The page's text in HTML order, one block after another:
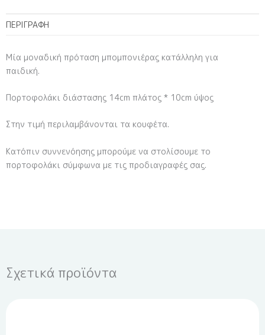
ΠΕΡΙΓΡΑΦΉ
Μία μοναδική πρόταση μπομπονιέρας κατάλληλη για
παιδική.
Πορτοφολάκι διάστασης 14cm πλάτος * 10cm ύψος
Στην τιμή περιλαμβάνονται τα κουφέτα.
Κατόπιν συννενόησης μπορούμε να στολίσουμε το
πορτοφολάκι σύμφωνα με τις προδιαγραφές σας.
Σχετικά προϊόντα